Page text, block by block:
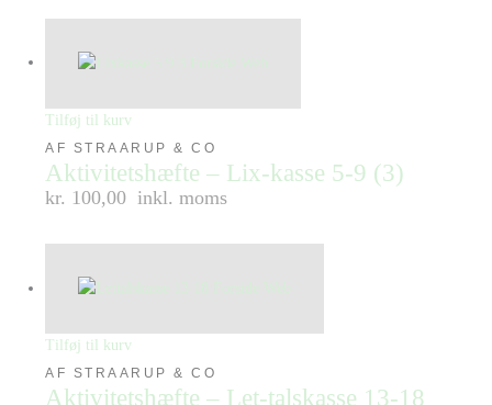
Tilføj til kurv
AF STRAARUP & CO
Aktivitetshæfte – Lix-kasse 5-9 (3)
kr. 100,00 inkl. moms
Tilføj til kurv
AF STRAARUP & CO
Aktivitetshæfte – Let-talskasse 13-18